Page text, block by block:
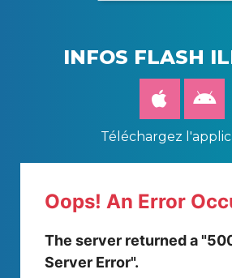
INFOS FLASH
Téléchargez